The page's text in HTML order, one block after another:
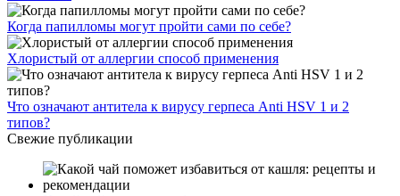
Когда папилломы могут пройти сами по себе?
Хлористый от аллергии способ применения
Что означают антитела к вирусу герпеса Anti HSV 1 и 2
типов?
Свежие публикации